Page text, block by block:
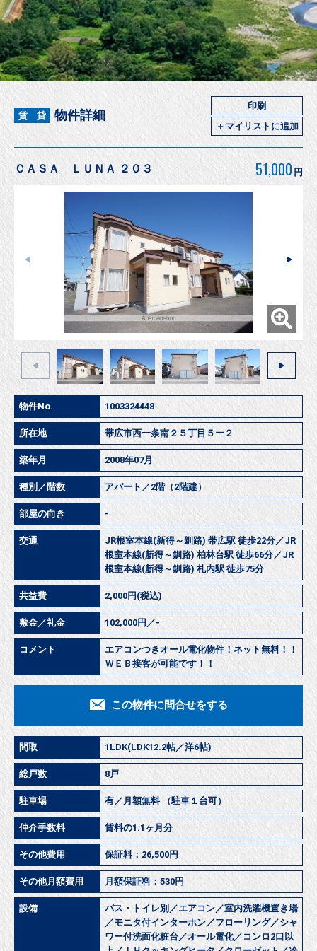
賃 貸 物件詳細
印刷
＋マイリストに追加
ＣＡＳＡ ＬＵＮＡ ２０３ 51,000 円
物件No. 1003324448
所在地 帯広市西一条南２５丁目５ー２
築年月 2008年07月
種別／階数 アパート／2階（2階建）
部屋の向き -
交通
JR根室本線(新得～釧路) 帯広駅 徒歩22分／JR
根室本線(新得～釧路) 柏林台駅 徒歩66分／JR
根室本線(新得～釧路) 札内駅 徒歩75分
共益費 2,000円(税込)
敷金／礼金 102,000円／-
コメント
エアコンつきオール電化物件！ネット無料！！
ＷＥＢ接客が可能です！！
この物件に問合せをする
間取 1LDK(LDK12.2帖／洋6帖)
総戸数 8戸
駐車場 有／月額無料 （駐車１台可）
仲介手数料 賃料の1.1ヶ月分
その他費用 保証料：26,500円
その他月額費用 月額保証料：530円
設備
バス・トイレ別／エアコン／室内洗濯機置き場
／モニタ付インターホン／フローリング／シャ
ワー付洗面化粧台／オール電化／コンロ2口以